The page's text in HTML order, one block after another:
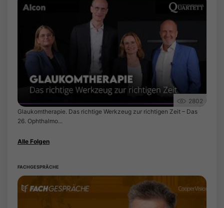
2802
Glaukomtherapie. Das richtige Werkzeug zur richtigen Zeit – Das
26. Ophthalmo...
Alle Folgen
FACHGESPRÄCHE